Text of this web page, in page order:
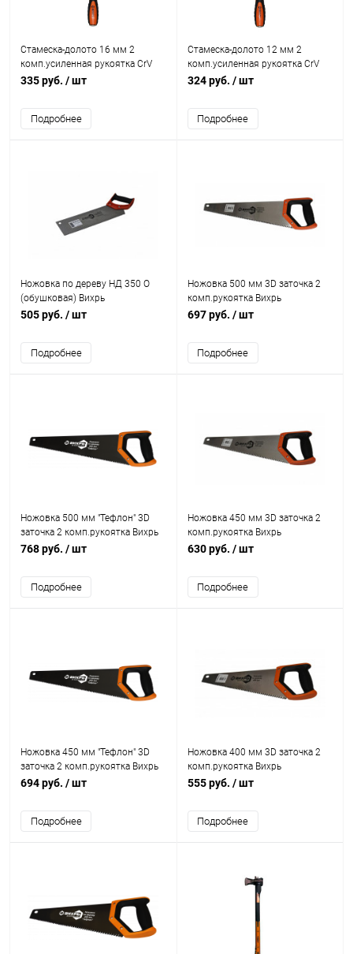
Стамеска-долото 16 мм 2
комп.усиленная рукоятка CrV
Вихрь
335 руб. / шт
Подробнее
Стамеска-долото 12 мм 2
комп.усиленная рукоятка CrV
Вихрь
324 руб. / шт
Подробнее
Ножовка по дереву НД 350 О
(обушковая) Вихрь
505 руб. / шт
Подробнее
Ножовка 500 мм 3D заточка 2
комп.рукоятка Вихрь
697 руб. / шт
Подробнее
Ножовка 500 мм "Тефлон" 3D
заточка 2 комп.рукоятка Вихрь
768 руб. / шт
Подробнее
Ножовка 450 мм 3D заточка 2
комп.рукоятка Вихрь
630 руб. / шт
Подробнее
Ножовка 450 мм "Тефлон" 3D
заточка 2 комп.рукоятка Вихрь
694 руб. / шт
Подробнее
Ножовка 400 мм 3D заточка 2
комп.рукоятка Вихрь
555 руб. / шт
Подробнее